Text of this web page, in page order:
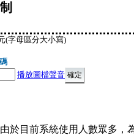
(字母區分大小寫)
播放圖檔聲音
於目前系統使用人數眾多